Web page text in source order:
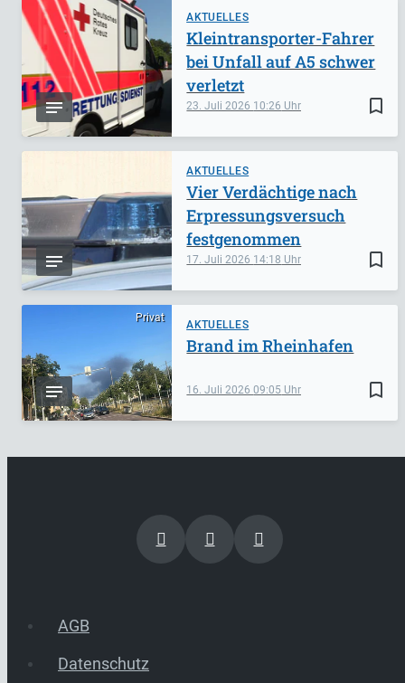
AKTUELLES
bookmark_border
23. Juli 2026 10:26
Kleintransporter-Fahrer
bei Unfall auf A5 schwer
verletzt
AKTUELLES
bookmark_border
17. Juli 2026 14:18
Vier Verdächtige nach
Erpressungsversuch
festgenommen
Privat
AKTUELLES
bookmark_border
16. Juli 202609:05
Brand im Rheinhafen
AGB
Datenschutz